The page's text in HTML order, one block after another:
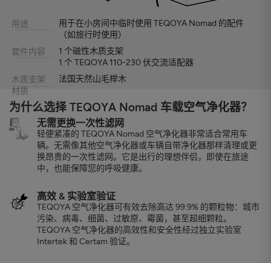
用途
用于在小房间中临时使用 TEQOYA Nomad 的配件
（如旅行时使用）
套件内容
1 个磁性木质支架
1 个 TEQOYA 110-230 伏交流适配器
木质支架
材质
法国天然山毛榉木
为什么选择 TEQOYA Nomad 车载空气净化器？
无需更换一次性滤网
轻便紧凑的 TEQOYA Nomad 空气净化器非常适合常用车
辆。无需像其他空气净化器或车辆自带净化器那样清理或更
换昂贵的一次性滤网。它是出行的理想伴侣，即使在旅途
中，也能保障您的呼吸健康。
高效 & 实验室验证
TEQOYA 空气净化器可有效去除高达 99.9% 的颗粒物：城市
污染、病毒、细菌、过敏原、霉菌，甚至超细颗粒。
TEQOYA 空气净化器的高效性和安全性经过独立实验室
Intertek 和 Certam 验证。